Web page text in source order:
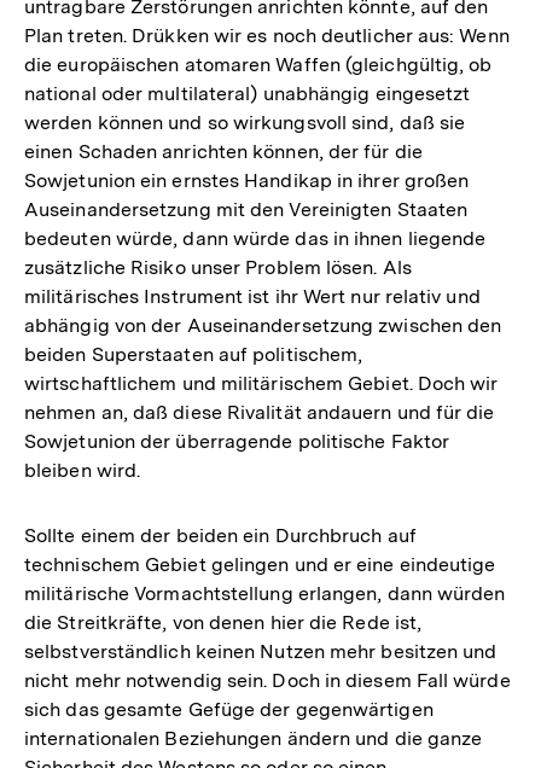
untragbare Zerstörungen anrichten könnte, auf den
Plan treten. Drükken wir es noch deutlicher aus: Wenn
die europäischen atomaren Waffen (gleichgültig, ob
national oder multilateral) unabhängig eingesetzt
werden können und so wirkungsvoll sind, daß sie
einen Schaden anrichten können, der für die
Sowjetunion ein ernstes Handikap in ihrer großen
Auseinandersetzung mit den Vereinigten Staaten
bedeuten würde, dann würde das in ihnen liegende
zusätzliche Risiko unser Problem lösen. Als
militärisches Instrument ist ihr Wert nur relativ und
abhängig von der Auseinandersetzung zwischen den
beiden Superstaaten auf politischem,
wirtschaftlichem und militärischem Gebiet. Doch wir
nehmen an, daß diese Rivalität andauern und für die
Sowjetunion der überragende politische Faktor
bleiben wird.
Sollte einem der beiden ein Durchbruch auf
technischem Gebiet gelingen und er eine eindeutige
militärische Vormachtstellung erlangen, dann würden
die Streitkräfte, von denen hier die Rede ist,
selbstverständlich keinen Nutzen mehr besitzen und
nicht mehr notwendig sein. Doch in diesem Fall würde
sich das gesamte Gefüge der gegenwärtigen
internationalen Beziehungen ändern und die ganze